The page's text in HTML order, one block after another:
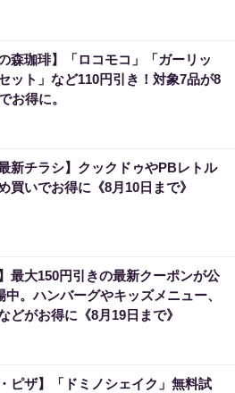
森珈琲】「ロコモコ」「ガーリッ
ット」など110円引き！対象7品が8
お得に。
最新チラシ】クックドゥやPBレトル
買いでお得に《8月10日まで》
最大150円引きの最新クーポンが公
中。ハンバーグやキッズメニュー、
どがお得に《8月19日まで》
ピザ】「ドミノシェイク」無料試